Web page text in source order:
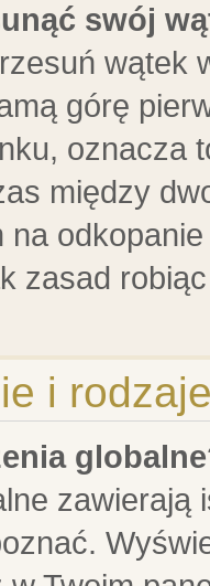
swój
wątek
górę
oznacza
między
na
zasad
i